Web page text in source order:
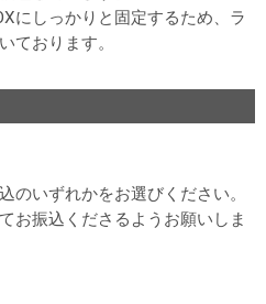
にしっかりと固定するため、ラ
ております。
のいずれかをお選びください。
お振込くださるようお願いしま